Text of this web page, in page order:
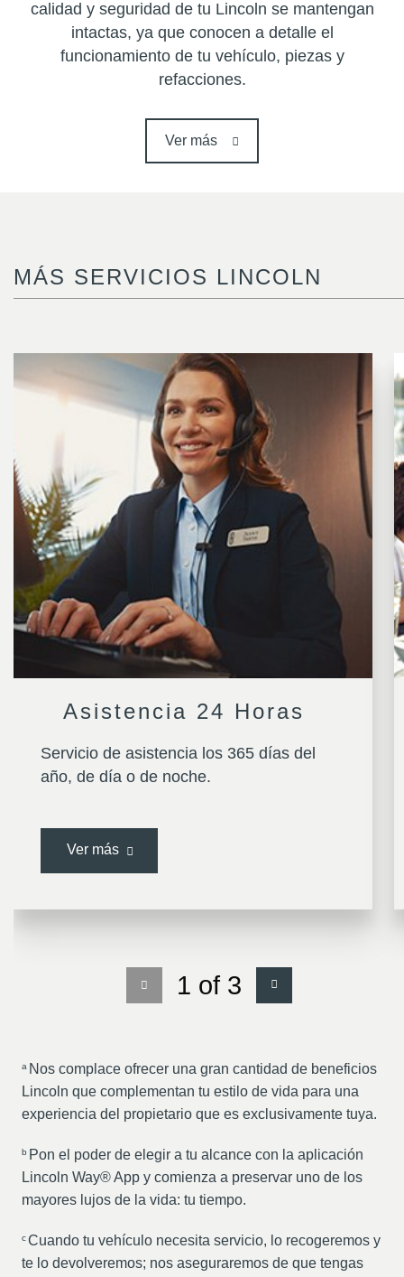
calidad y seguridad de tu Lincoln se mantengan
intactas, ya que conocen a detalle el
funcionamiento de tu vehículo, piezas y
refacciones.
Ver más
MÁS SERVICIOS LINCOLN
Asistencia 24 Horas
Servicio de asistencia los 365 días del
año, de día o de noche.
Ver más
1 of 3
a Nos complace ofrecer una gran cantidad de beneficios
Lincoln que complementan tu estilo de vida para una
experiencia del propietario que es exclusivamente tuya.
b Pon el poder de elegir a tu alcance con la aplicación
Lincoln Way® App y comienza a preservar uno de los
mayores lujos de la vida: tu tiempo.
cCuando tu vehículo necesita servicio, lo recogeremos y
te lo devolveremos; nos aseguraremos de que tengas